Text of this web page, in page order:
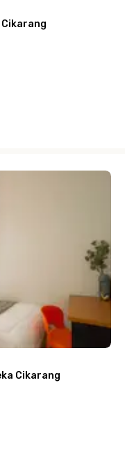
Cikarang